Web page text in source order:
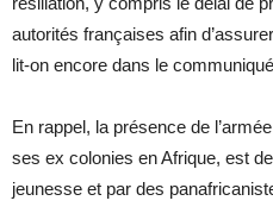
autorités françaises afin
lit-on encore dans le
En rappel, la présence de
ses ex colonies en Afrique, est
jeunesse et par des